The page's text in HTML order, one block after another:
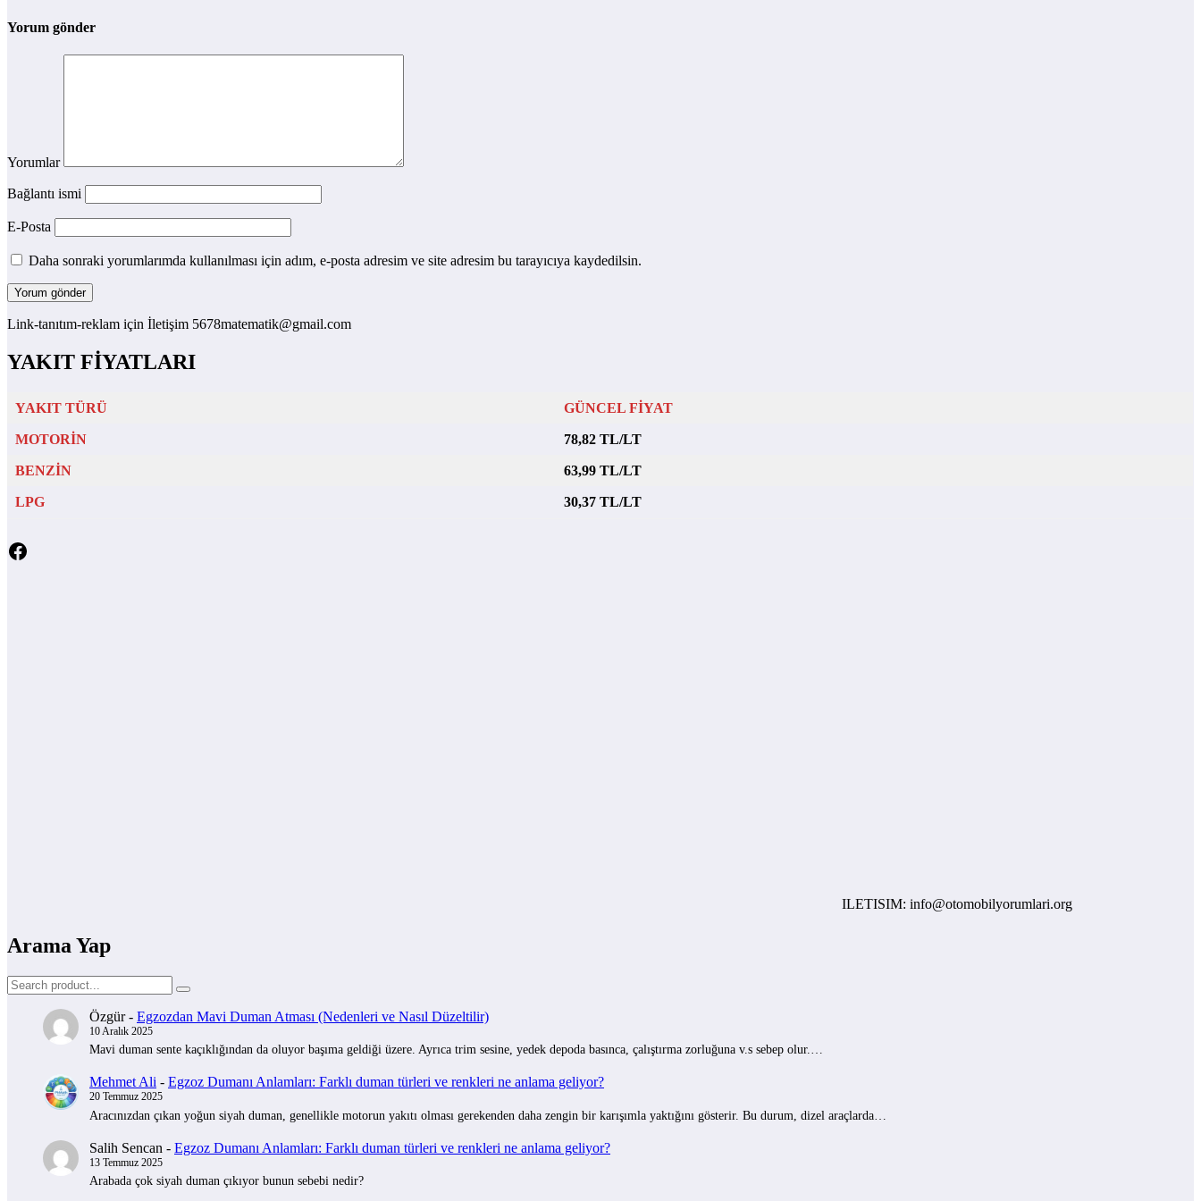
Yorum gönder
Yorumlar
Bağlantı ismi
E-Posta
Daha sonraki yorumlarımda kullanılması için adım, e-posta adresim ve site adresim bu tarayıcıya kaydedilsin.
Link-tanıtım-reklam için İletişim 5678matematik@gmail.com
YAKIT FİYATLARI
YAKIT TÜRÜ GÜNCEL FİYAT
MOTORİN 78,82 TL/LT
BENZİN 63,99 TL/LT
LPG 30,37 TL/LT
Facebook
ILETISIM: info@otomobilyorumlari.org
Arama Yap
Özgür- Egzozdan Mavi Duman Atması (Nedenleri ve Nasıl Düzeltilir)
10 Aralık 2025
Mavi duman sente kaçıklığından da oluyor başıma geldiği üzere. Ayrıca trim sesine, yedek depoda basınca, çalıştırma zorluğuna v.s sebep olur.…
Mehmet Ali - Egzoz Dumanı Anlamları: Farklı duman türleri ve renkleri ne anlama geliyor?
20 Temmuz 2025
Aracınızdan çıkan yoğun siyah duman, genellikle motorun yakıtı olması gerekenden daha zengin bir karışımla yaktığını gösterir. Bu durum, dizel araçlarda…
Salih Sencan - Egzoz Dumanı Anlamları: Farklı duman türleri ve renkleri ne anlama geliyor?
13 Temmuz 2025
Arabada çok siyah duman çıkıyor bunun sebebi nedir?